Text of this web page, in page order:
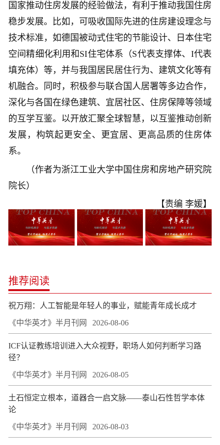
国家推动住房发展的经验做法，有利于推动我国住房
稳步发展。比如，可吸收国际先进的住房建设理念与
技术标准，如德国被动式住宅的节能设计、日本住宅
空间精细化利用和SI住宅体系（S代表支撑体、I代表
填充体）等，并与我国居民居住行为、建筑文化等有
机融合。同时，积极参与联合国人居署等多边合作，
深化与各国在绿色建筑、宜居社区、住房保障等领域
的互学互鉴。以开放汇聚全球智慧，以互鉴推动创新
发展，构筑起更安全、更宜居、更高品质的住房体
系。
（作者为浙江工业大学中国住房和房地产研究院
院长）
【责编 李媛】
推荐阅读
祝万翔：人工智能是年轻人的事业，赋能青年成长成才
《中华英才》半月刊网 2026-08-06
ICF认证教练培训进入大众视野，职场人如何判断学习路
径？
《中华英才》半月刊网 2026-08-05
土石恒定立根本，道器合一启文脉——泰山石性哲学本体
论
《中华英才》半月刊网 2026-08-03